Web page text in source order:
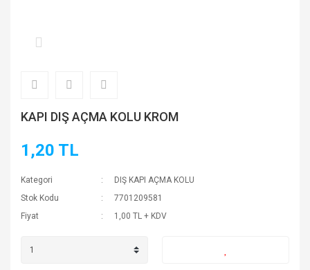
KAPI DIŞ AÇMA KOLU KROM
1,20 TL
Kategori
DIŞ KAPI AÇMA KOLU
Stok Kodu
7701209581
Fiyat
1,00 TL + KDV